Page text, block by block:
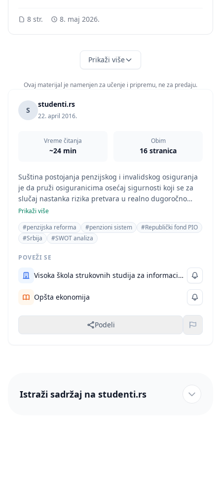
8 str. 8. maj 2026.
Prikaži više
Ovaj materijal je namenjen za učenje i pripremu, ne za predaju.
S
studenti.rs
22. april 2016.
Vreme čitanja
~24 min
Obim
16 stranica
Suština postojanja penzijskog i invalidskog osiguranja
je da pruži osiguranicima osećaj sigurnosti koji se za
slučaj nastanka rizika pretvara u realno dugoročno
materijalno davanje. U okviru ovoga neophodno je
pomenuti osnovnu funkciju socijalnog prava
Prikaži više
#penzijska reforma
#penzioni sistem
#Republički fond PIO
#Srbija
#SWOT analiza
POVEŽI SE
Visoka škola strukovnih studija za informacione i komunikacione tehnologije
Opšta ekonomija
Podeli
Istraži sadržaj na studenti.rs